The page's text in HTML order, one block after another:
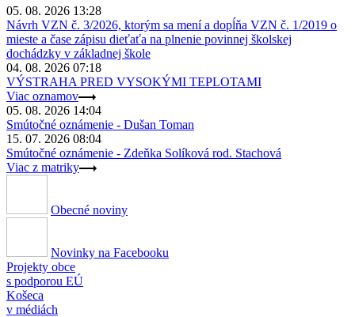
05. 08. 2026 13:28
Návrh VZN č. 3/2026, ktorým sa mení a dopĺňa VZN č. 1/2019 o
mieste a čase zápisu dieťaťa na plnenie povinnej školskej
dochádzky v základnej škole
04. 08. 2026 07:18
VÝSTRAHA PRED VYSOKÝMI TEPLOTAMI
Viac oznamov
05. 08. 2026 14:04
Smútočné oznámenie - Dušan Toman
15. 07. 2026 08:04
Smútočné oznámenie - Zdeňka Solíková rod. Stachová
Viac z matriky
Obecné noviny
Novinky na Facebooku
Projekty obce
s podporou EÚ
Košeca
v médiách